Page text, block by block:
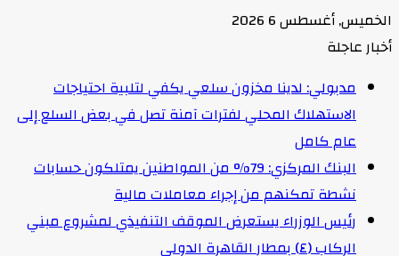
الخميس, أغسطس 6 2026
أخبار عاجلة
مدبولي: لدينا مخزون سلعي يكفي لتلبية احتياجات
الاستهلاك المحلي لفترات آمنة تصل في بعض السلع إلى
عام كامل
البنك المركزي: 79% من المواطنين يمتلكون حسابات
نشطة تمكنهم من إجراء معاملات مالية
رئيس الوزراء يستعرض الموقف التنفيذي لمشروع مبني
الركاب (٤) بمطار القاهرة الدولي